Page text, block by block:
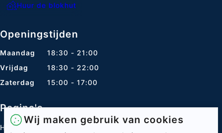
Wij maken gebruik van cookies
Huur de blokhut
Openingstijden
Maandag
18:30 - 21:00
Vrijdag
18:30 - 22:00
Zaterdag
15:00 - 17:00
Pagina's
Home